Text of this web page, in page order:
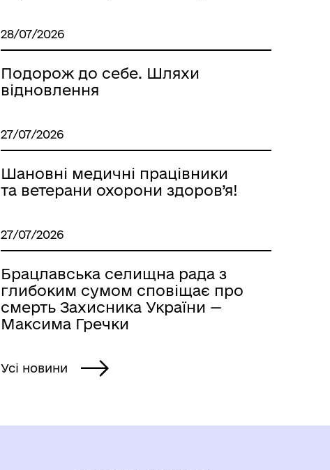
28/07/2026
Подорож до себе. Шляхи
відновлення
27/07/2026
Шановні медичні працівники
та ветерани охорони здоров’я!
27/07/2026
Брацлавська селищна рада з
глибоким сумом сповіщає про
смерть Захисника України —
Максима Гречки
Усі новини